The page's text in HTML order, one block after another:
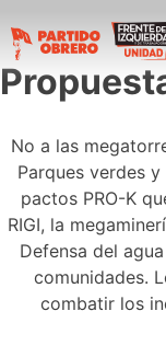
No a las
Parques verdes
pactos PRO-K
RIGI, la
Defensa del
comunidades.
combatir los